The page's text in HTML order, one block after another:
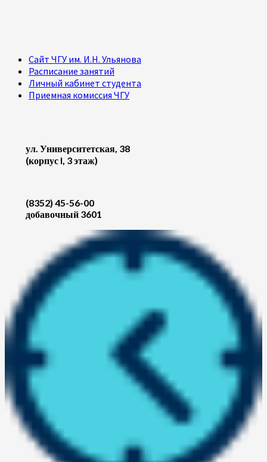
Сайт ЧГУ им. И.Н. Ульянова
Расписание занятий
Личный кабинет студента
Приемная комиссия ЧГУ
ул. Университетская, 38
(корпус I, 3 этаж)
(8352) 45-56-00
добавочный 3601